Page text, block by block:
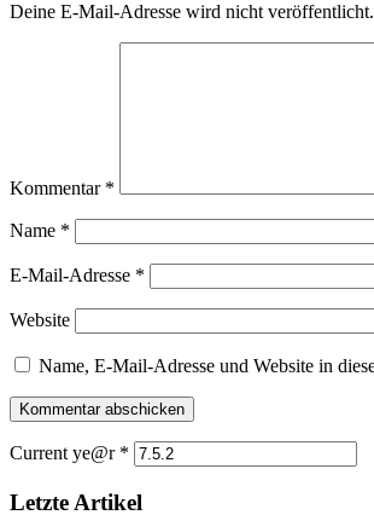
Deine E-Mail-Adresse wird nicht veröffentlicht.
Kommentar *
Name *
E-Mail-Adresse *
Website
Name, E-Mail-Adresse und Website in
Current ye@r *
Letzte Artikel